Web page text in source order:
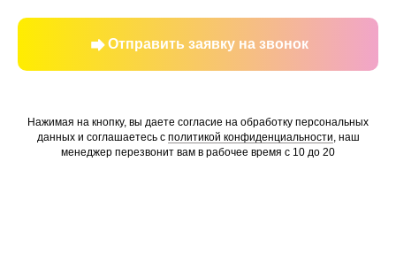
Отправить заявку на звонок
Нажимая на кнопку, вы даете согласие на обработку персональных
данных и соглашаетесь c политикой конфиденциальности, наш
менеджер перезвонит вам в рабочее время с 10 до 20